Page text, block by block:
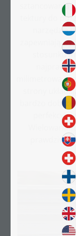
sztancowania
tektury do
narzędzia
zapewniają
stosunku
milimetrowa
strony
bardzo
prawdziwa